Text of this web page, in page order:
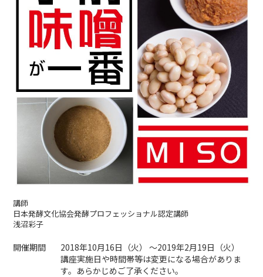
講師
日本発酵文化協会発酵プロフェッショナル認定講師
浅沼彩子
開催期間 2018年10月16日（火） ～2019年2月19日（火）
講座実施日や時間帯等は変更になる場合がありま
す。あらかじめご了承ください。